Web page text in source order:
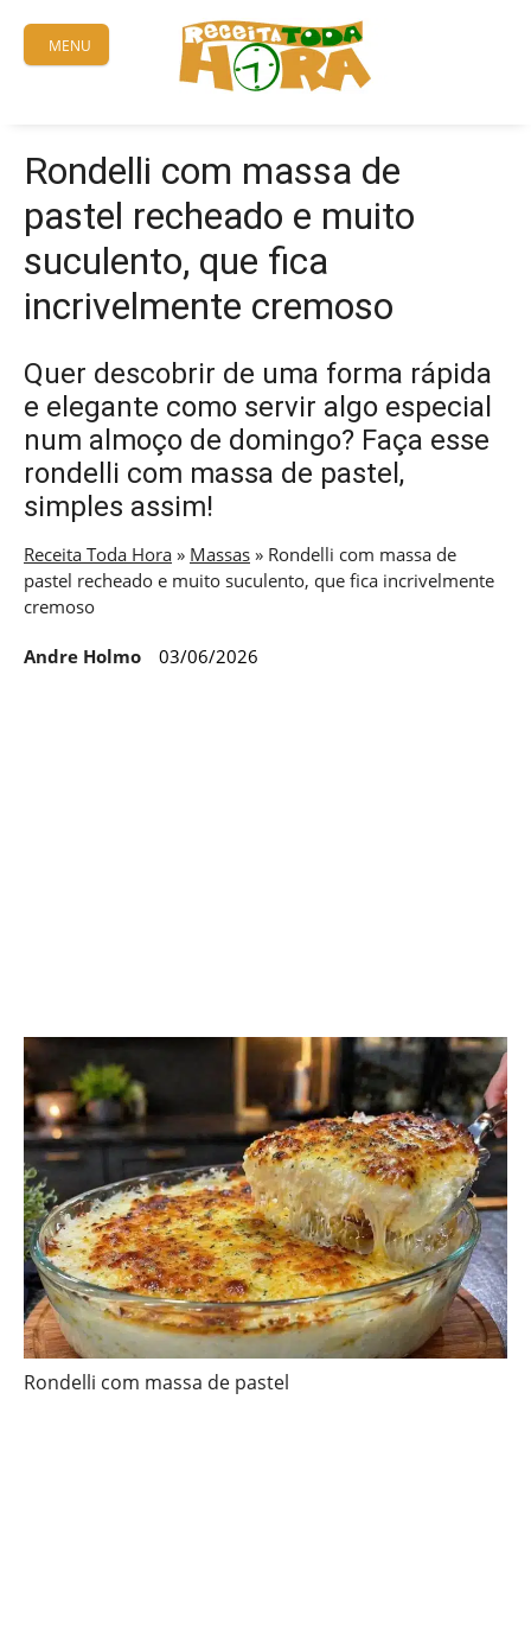
content
MENU
Rondelli com massa de
pastel recheado e muito
suculento, que fica
incrivelmente cremoso
Quer descobrir de uma forma rápida
e elegante como servir algo especial
num almoço de domingo? Faça esse
rondelli com massa de pastel,
simples assim!
Receita Toda Hora » Massas » Rondelli com massa de
pastel recheado e muito suculento, que fica incrivelmente
cremoso
Andre Holmo 03/06/2026
Rondelli com massa de pastel